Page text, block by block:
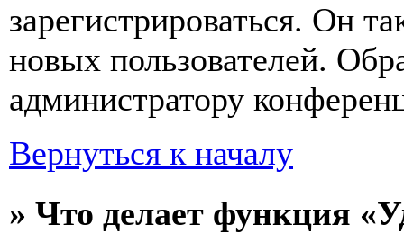
зарегистрироваться. Он
новых пользователей.
администратору
Вернуться к началу
» Что делает функция